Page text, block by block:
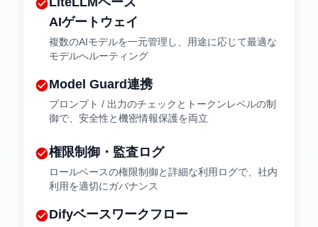
check_circle
AIゲートウェイ
複数のAIモデルを一元管理し、用途に応じて最適な
モデルへルーティング
check_circleModel Guard連携
プロンプト / 出力のチェックとトークンレベルの制
御で、安全性と機密情報保護を両立
check_circle権限制御・監査ログ
ロールベースの権限制御と詳細な利用ログで、社内
利用を適切にガバナンス
check_circleDifyベースワークフロー